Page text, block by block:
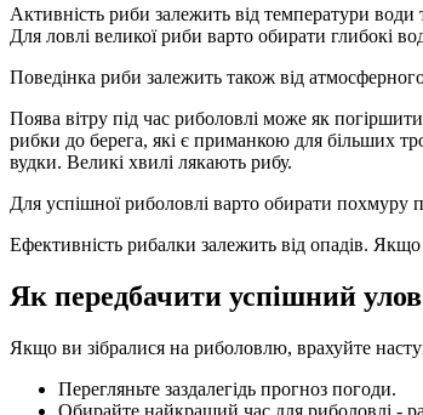
Активність риби залежить від температури
Для ловлі великої риби варто обирати глибокі
Поведінка риби залежить також від
Поява вітру під час риболовлі може як
рибки до берега, які є приманкою для більших
вудки. Великі хвилі лякають рибу.
Для успішної риболовлі варто обирати похмуру
Ефективність рибалки залежить від опадів.
Як передбачити успішний
Якщо ви зібралися на риболовлю, врахуйте
Перегляньте заздалегідь прогноз погоди.
Обирайте найкращий час для риболовлі -